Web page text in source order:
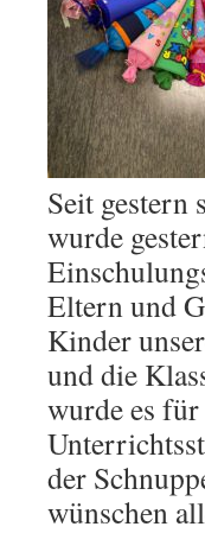
Seit gestern
wurde
Eltern und
Kinder
und die
wurde es
der
wünschen